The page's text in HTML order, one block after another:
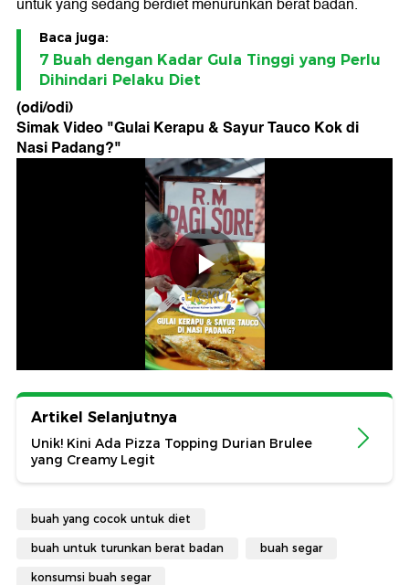
Baca juga:
7 Buah dengan Kadar Gula Tinggi yang Perlu
Dihindari Pelaku Diet
(odi/odi)
Simak Video "Gulai Kerapu & Sayur Tauco Kok di
Nasi Padang?"
Artikel Selanjutnya
Unik! Kini Ada Pizza Topping Durian Brulee
yang Creamy Legit
buah yang cocok untuk diet
buah untuk turunkan berat badan buah segar
konsumsi buah segar